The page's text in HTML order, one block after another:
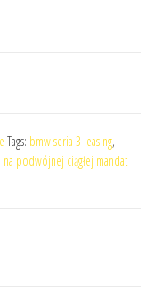
Tags: bmw seria 3 leasing,
podwójnej ciągłej mandat